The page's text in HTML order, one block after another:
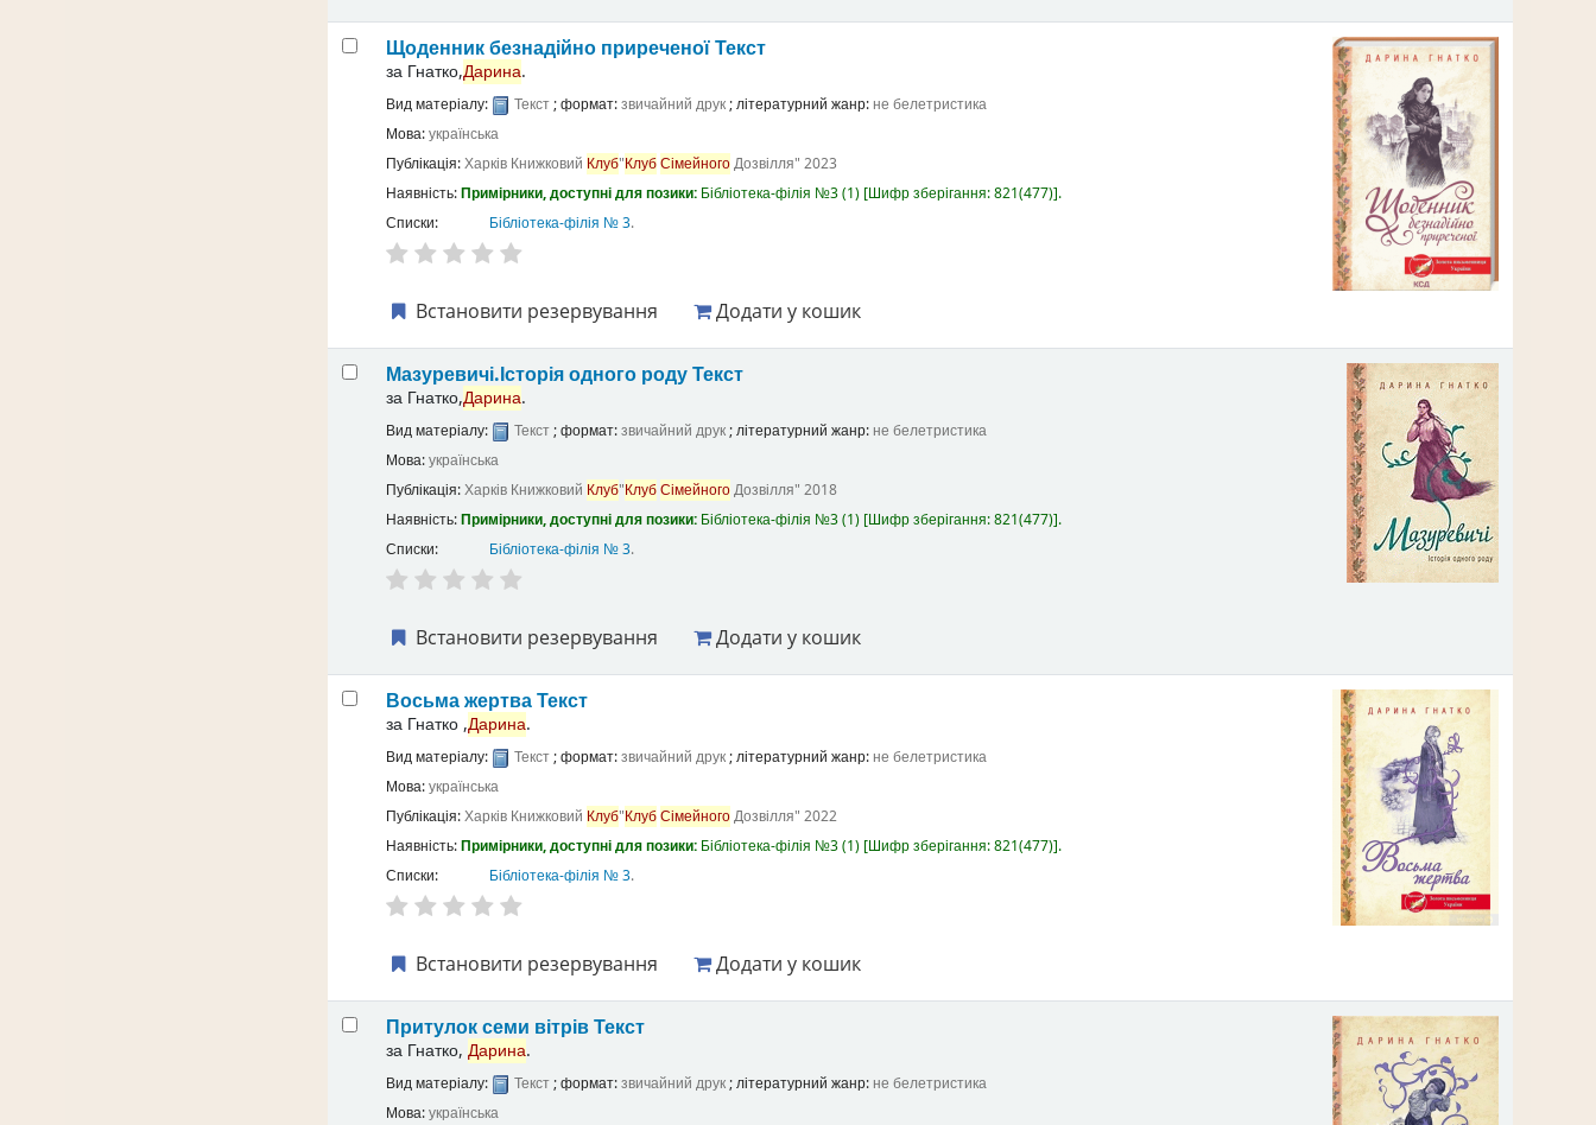
Щоденник безнадійно приреченоїТекст
за Гнатко,Дарина.
Вид матеріалу: Текст; формат:звичайний друк; літературний жанр:не белетристика
Мова:українська
Публікація:Харків Книжковий Клуб"КлубСімейногоДозвілля" 2023
Наявність:Примірники, доступні для позики: Бібліотека-філія №3(1) Шифр зберігання:821(477) .
Списки:
Бібліотека-філія № 3.
Встановити резервування Додати у кошик
Мазуревичі.Історія одного родуТекст
за Гнатко,Дарина.
Вид матеріалу: Текст; формат:звичайний друк; літературний жанр: не белетристика
Мова:українська
Публікація:Харків Книжковий Клуб"КлубСімейногоДозвілля" 2018
Наявність:Примірники, доступні для позики: Бібліотека-філія №3(1) Шифр зберігання:821(477) .
Списки:
Бібліотека-філія № 3.
Встановити резервування Додати у кошик
Восьма жертваТекст
за Гнатко ,Дарина.
Вид матеріалу: Текст; формат:звичайний друк; літературний жанр:не белетристика
Мова:українська
Публікація:Харків Книжковий Клуб"КлубСімейногоДозвілля" 2022
Наявність:Примірники, доступні для позики: Бібліотека-філія №3(1) Шифр зберігання:821(477) .
Списки:
Бібліотека-філія № 3.
Встановити резервування Додати у кошик
Притулок семи вітрівТекст
за Гнатко, Дарина.
Вид матеріалу: Текст; формат:звичайний друк; літературний жанр: не белетристика
Мова:українська